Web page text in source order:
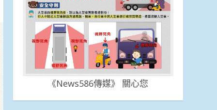
《News586傳媒》 關心您